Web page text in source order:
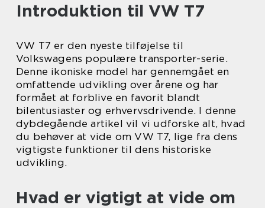
Introduktion til VW T7
VW T7 er den nyeste tilføjelse til
Volkswagens populære transporter-serie.
Denne ikoniske model har gennemgået en
omfattende udvikling over årene og har
formået at forblive en favorit blandt
bilentusiaster og erhvervsdrivende. I denne
dybdegående artikel vil vi udforske alt, hvad
du behøver at vide om VW T7, lige fra dens
vigtigste funktioner til dens historiske
udvikling.
Hvad er vigtigt at vide om